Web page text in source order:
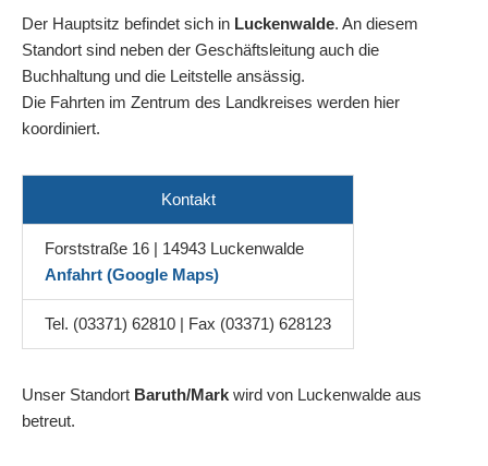
Der Hauptsitz befindet sich in Luckenwalde. An diesem
Standort sind neben der Geschäftsleitung auch die
Buchhaltung und die Leitstelle ansässig.
Die Fahrten im Zentrum des Landkreises werden hier
koordiniert.
Kontakt
Forststraße 16 | 14943 Luckenwalde
Anfahrt (Google Maps)
Tel. (03371) 62810 | Fax (03371) 628123
Unser Standort Baruth/Mark wird von Luckenwalde aus
betreut.